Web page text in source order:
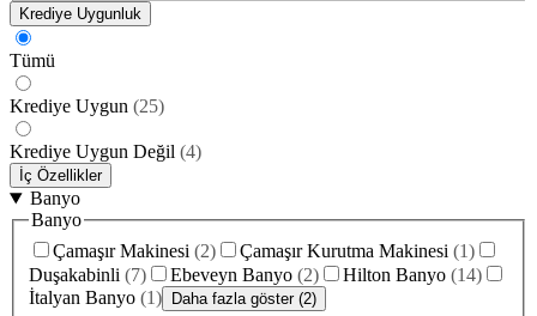
Krediye Uygunluk
Tümü
Krediye Uygun (25)
Krediye Uygun Değil (4)
İç Özellikler
Banyo
Banyo
Çamaşır Makinesi (2) Çamaşır Kurutma Makinesi (1)
Duşakabinli (7) Ebeveyn Banyo (2) Hilton Banyo (14)
İtalyan Banyo (1) Daha fazla göster (2)